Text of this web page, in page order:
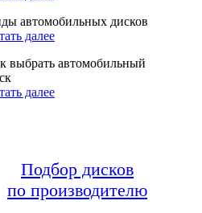
автомобильных дисков
далее
выбрать автомобильный
далее
Подбор дисков
по производителю